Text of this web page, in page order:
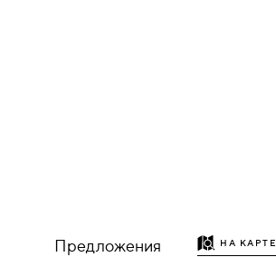
Предложения НА КАРТЕ